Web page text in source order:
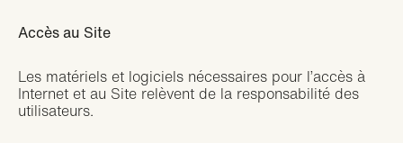
Accès au Site
Les matériels et logiciels nécessaires pour l’accès à
Internet et au Site relèvent de la responsabilité des
utilisateurs.